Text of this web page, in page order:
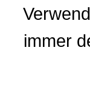
immer